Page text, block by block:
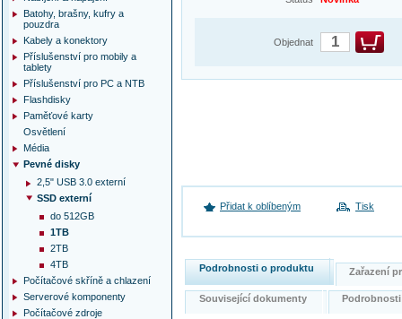
Objednat
Přidat k oblíbeným Tisk
Podrobnosti o produktu Zařazení
Související dokumenty
Batohy, brašny, kufry a
pouzdra
Kabely a konektory
Příslušenství pro mobily a
tablety
Příslušenství pro PC a NTB
Flashdisky
Paměťové karty
Osvětlení
Média
Pevné disky
2,5" USB 3.0 externí
SSD externí
do 512GB
1TB
2TB
4TB
Počítačové skříně a chlazení
Serverové komponenty
Počítačové zdroje